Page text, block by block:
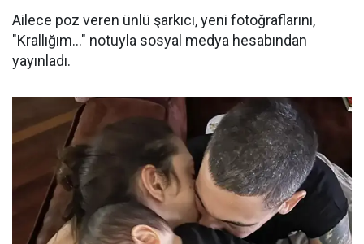
Ailece poz veren ünlü şarkıcı, yeni fotoğraflarını,
"Krallığım..." notuyla sosyal medya hesabından
yayınladı.